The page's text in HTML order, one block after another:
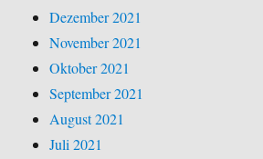
Dezember 2021
November 2021
Oktober 2021
September 2021
August 2021
Juli 2021